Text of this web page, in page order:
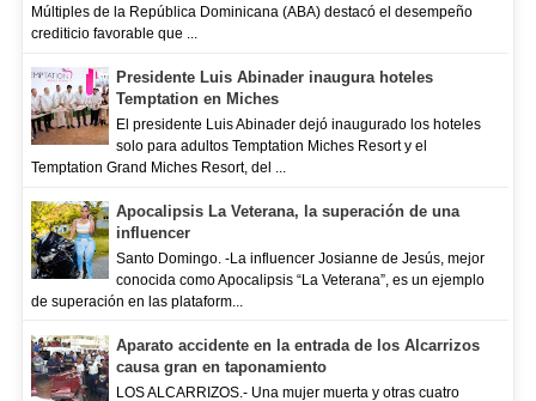
Múltiples de la República Dominicana (ABA) destacó el desempeño
crediticio favorable que ...
Presidente Luis Abinader inaugura hoteles
Temptation en Miches
El presidente Luis Abinader dejó inaugurado los hoteles
solo para adultos Temptation Miches Resort y el
Temptation Grand Miches Resort, del ...
Apocalipsis La Veterana, la superación de una
influencer
Santo Domingo. -La influencer Josianne de Jesús, mejor
conocida como Apocalipsis “La Veterana”, es un ejemplo
de superación en las plataform...
Aparato accidente en la entrada de los Alcarrizos
causa gran en taponamiento
LOS ALCARRIZOS.- Una mujer muerta y otras cuatro